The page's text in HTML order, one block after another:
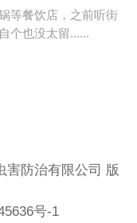
等餐饮店，之前听街
个也没太留......
害防治有限公司 版
号-1